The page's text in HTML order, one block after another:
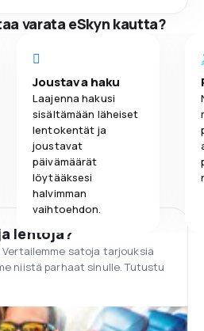
varata eSkyn kautta?
Joustava haku
Laajenna hakusi
sisältämään läheiset
lentokentät ja
joustavat
päivämäärät
löytääksesi
halvimman
vaihtoehdon.
lentoja?
satoja tarjouksia
niistä parhaat sinulle. Tutustu